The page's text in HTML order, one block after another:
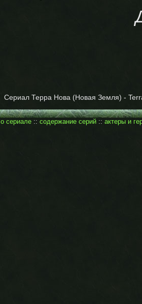
Сериал Терра Нова (Новая Земля) -
о сериале:: содержание серий:: актеры и